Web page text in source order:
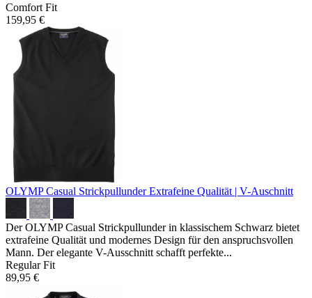
Comfort Fit
159,95 €
OLYMP Casual StrickpullunderExtrafeine Qualität | V-Auschnitt
Der OLYMP Casual Strickpullunder in klassischem Schwarz bietet
extrafeine Qualität und modernes Design für den anspruchsvollen
Mann. Der elegante V-Ausschnitt schafft perfekte...
Regular Fit
89,95 €